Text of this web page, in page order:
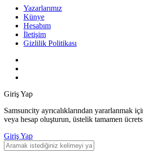
Yazarlarımız
Künye
Hesabım
İletişim
Gizlilik Politikası
Giriş Yap
Samsuncity ayrıcalıklarından yararlanmak
veya hesap oluşturun, üstelik tamamen
Giriş Yap